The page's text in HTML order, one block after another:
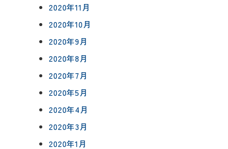
2020年11月
2020年10月
2020年9月
2020年8月
2020年7月
2020年5月
2020年4月
2020年3月
2020年1月